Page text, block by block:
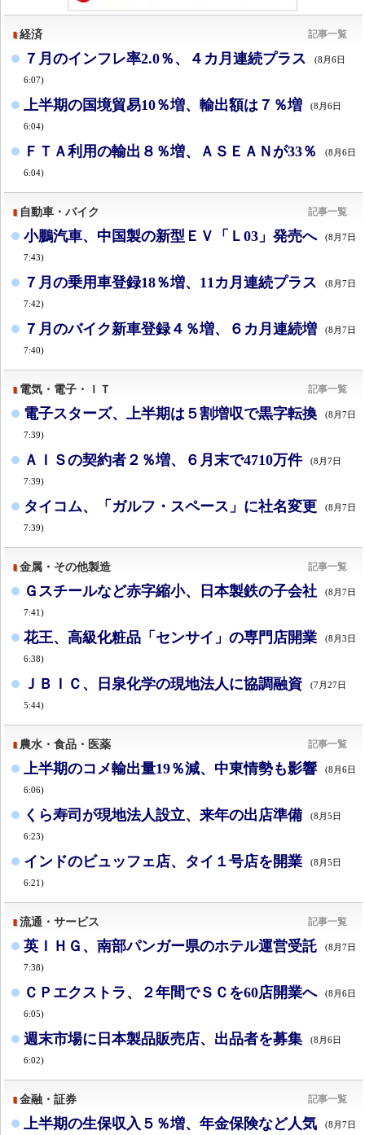
経済 記事一覧
７月のインフレ率2.0％、４カ月連続プラス (8月6日
6:07)
上半期の国境貿易10％増、輸出額は７％増 (8月6日
6:04)
ＦＴＡ利用の輸出８％増、ＡＳＥＡＮが33％ (8月6日
6:04)
自動車・バイク 記事一覧
小鵬汽車、中国製の新型ＥＶ「Ｌ03」発売へ (8月7日
7:43)
７月の乗用車登録18％増、11カ月連続プラス (8月7日
7:42)
７月のバイク新車登録４％増、６カ月連続増 (8月7日
7:40)
電気・電子・ＩＴ 記事一覧
電子スターズ、上半期は５割増収で黒字転換 (8月7日
7:39)
ＡＩＳの契約者２％増、６月末で4710万件 (8月7日
7:39)
タイコム、「ガルフ・スペース」に社名変更 (8月7日
7:39)
金属・その他製造 記事一覧
Ｇスチールなど赤字縮小、日本製鉄の子会社 (8月7日
7:41)
花王、高級化粧品「センサイ」の専門店開業 (8月3日
6:38)
ＪＢＩＣ、日泉化学の現地法人に協調融資 (7月27日
5:44)
農水・食品・医薬 記事一覧
上半期のコメ輸出量19％減、中東情勢も影響 (8月6日
6:06)
くら寿司が現地法人設立、来年の出店準備 (8月5日
6:23)
インドのビュッフェ店、タイ１号店を開業 (8月5日
6:21)
流通・サービス 記事一覧
英ＩＨＧ、南部パンガー県のホテル運営受託 (8月7日
7:38)
ＣＰエクストラ、２年間でＳＣを60店開業へ (8月6日
6:05)
週末市場に日本製品販売店、出品者を募集 (8月6日
6:02)
金融・証券 記事一覧
上半期の生保収入５％増、年金保険など人気 (8月7日